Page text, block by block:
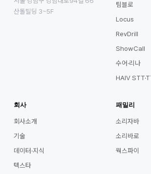
산돌빌딩 3~5F
팀블로
Locus
RevDrill
ShowCall
수어·리나
HAIV
회사
회사소개
기술
데이터·지식
텍스타
패밀리
소리자바
소리바로
웍스파이